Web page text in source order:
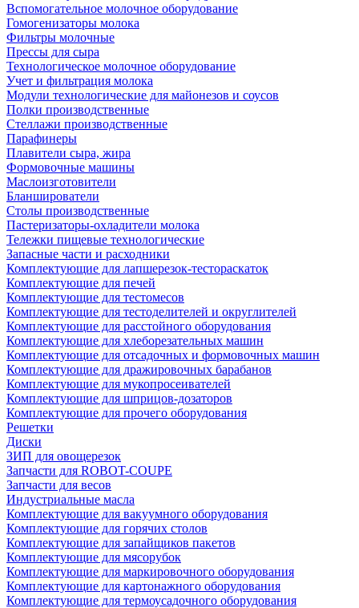
Вспомогательное молочное оборудование
Гомогенизаторы молока
Фильтры молочные
Прессы для сыра
Технологическое молочное оборудование
Учет и фильтрация молока
Модули технологические для майонезов и соусов
Полки производственные
Стеллажи производственные
Парафинеры
Плавители сыра, жира
Формовочные машины
Маслоизготовители
Бланширователи
Столы производственные
Пастеризаторы-охладители молока
Тележки пищевые технологические
Запасные части и расходники
Комплектующие для лапшерезок-тестораскаток
Комплектующие для печей
Комплектующие для тестомесов
Комплектующие для тестоделителей и округлителей
Комплектующие для расстойного оборудования
Комплектующие для хлеборезательных машин
Комплектующие для отсадочных и формовочных машин
Комплектующие для дражировочных барабанов
Комплектующие для мукопросеивателей
Комплектующие для шприцов-дозаторов
Комплектующие для прочего оборудования
Решетки
Диски
ЗИП для овощерезок
Запчасти для ROBOT-COUPE
Запчасти для весов
Индустриальные масла
Комплектующие для вакуумного оборудования
Комплектующие для горячих столов
Комплектующие для запайщиков пакетов
Комплектующие для мясорубок
Комплектующие для маркировочного оборудования
Комплектующие для картонажного оборудования
Комплектующие для термоусадочного оборудования